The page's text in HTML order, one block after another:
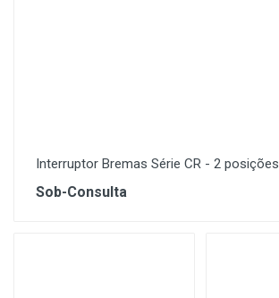
Interruptor Bremas Série CR - 2 posições
Sob-Consulta